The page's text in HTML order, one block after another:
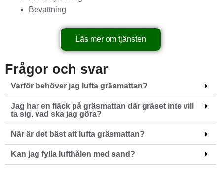
Bevattning
Läs mer om tjänsten
Frågor och svar
Varför behöver jag lufta gräsmattan?
Jag har en fläck på gräsmattan där gräset inte vill
ta sig, vad ska jag göra?
När är det bäst att lufta gräsmattan?
Kan jag fylla lufthålen med sand?